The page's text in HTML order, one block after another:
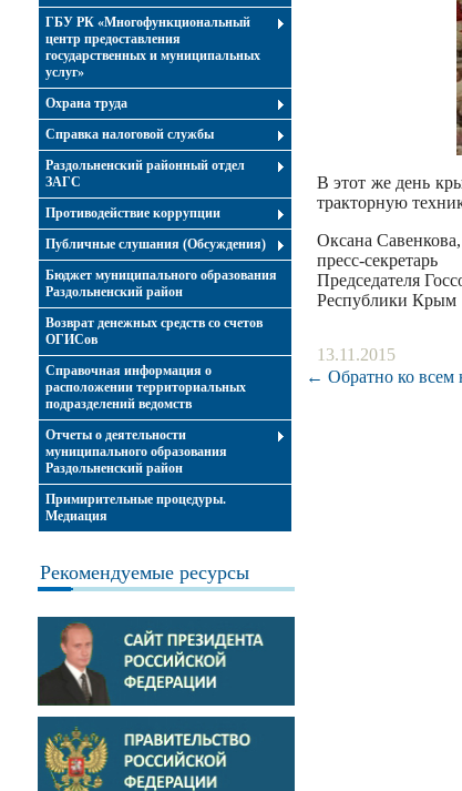
ГБУ РК «Многофункциональный
центр предоставления
государственных и муниципальных
услуг»
Охрана труда
Справка налоговой службы
Раздольненский районный отдел
ЗАГС
Противодействие коррупции
Публичные слушания (Обсуждения)
Бюджет муниципального образования
Раздольненский район
Возврат денежных средств со счетов
ОГИСов
Справочная информация о
расположении территориальных
подразделений ведомств
Отчеты о деятельности
муниципального образования
Раздольненский район
Примирительные процедуры.
Медиация
Рекомендуемые ресурсы
В этот же день
тракторную
Оксана Савенкова,
пресс-секретарь
Председателя
Республики Крым
13.11.2015
← Обратно ко всем